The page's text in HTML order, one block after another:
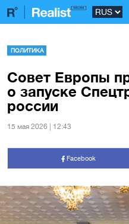
ПОЛИТИКА
Совет Европы
о запуске
россии
15 мая 2026 | 12:43
Facebook